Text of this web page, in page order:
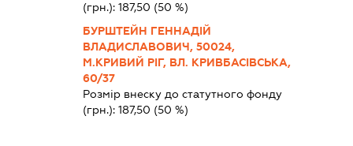
(грн.):187,50 (50 %)
БУРШТЕЙН ГЕННАДІЙ
ВЛАДИСЛАВОВИЧ, 50024,
М.КРИВИЙ РІГ, ВЛ. КРИВБАСІВСЬКА,
60/37
Розмір внеску до статутного фонду
(грн.):187,50 (50 %)